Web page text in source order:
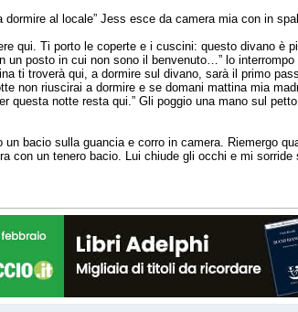
dormire al locale” Jess esce da camera mia con in
qui. Ti porto le coperte e i cuscini: questo divano è
un posto in cui non sono il benvenuto…” lo
ti troverà qui, a dormire sul divano, sarà il primo
non riuscirai a dormire e se domani mattina mia
questa notte resta qui.” Gli poggio una mano sul
un bacio sulla guancia e corro in camera. Riemergo
con un tenero bacio. Lui chiude gli occhi e mi sorride